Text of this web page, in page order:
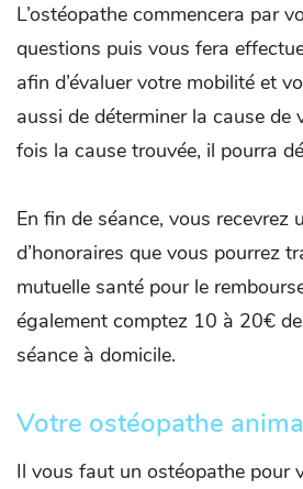
L’ostéopathe commencera par
questions puis vous fera
afin d’évaluer votre mobilité et
aussi de déterminer la cause de
fois la cause trouvée, il pourra
En fin de séance, vous recevrez
d’honoraires que vous pourrez
mutuelle santé pour le
également comptez 10 à 20€
séance à domicile.
Votre ostéopathe
Il vous faut un ostéopathe pour